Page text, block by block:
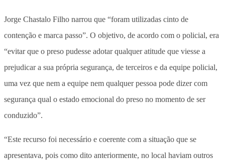
Jorge Chastalo Filho narrou que “foram utilizadas cinto de
contenção e marca passo”. O objetivo, de acordo com o policial, era
“evitar que o preso pudesse adotar qualquer atitude que viesse a
prejudicar a sua própria segurança, de terceiros e da equipe policial,
uma vez que nem a equipe nem qualquer pessoa pode dizer com
segurança qual o estado emocional do preso no momento de ser
conduzido”.
“Este recurso foi necessário e coerente com a situação que se
apresentava, pois como dito anteriormente, no local haviam outros